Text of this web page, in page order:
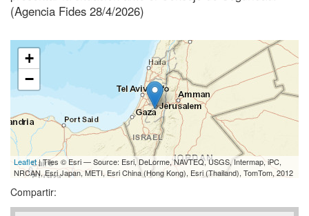
(Agencia Fides 28/4/2026)
+
−
Leaflet| Tiles © Esri — Source: Esri, DeLorme, NAVTEQ, USGS, Intermap, iPC,
NRCAN, Esri Japan, METI, Esri China (Hong Kong), Esri (Thailand), TomTom, 2012
Compartir: